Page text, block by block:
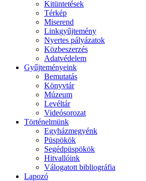
Kitüntetések
Térkép
Miserend
Linkgyűjtemény
Nyertes pályázatok
Közbeszerzés
Adatvédelem
Gyűjteményeink
Bemutatás
Könyvtár
Múzeum
Levéltár
Videósorozat
Történelmünk
Egyházmegyénk
Püspökök
Segédpüspökök
Hitvallóink
Válogatott bibliográfia
Lapozó